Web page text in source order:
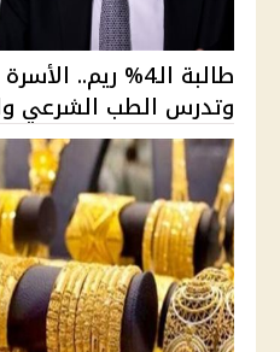
طالبة الـ4% ريم..
وتدرس الطب الشرعي